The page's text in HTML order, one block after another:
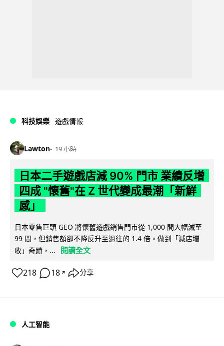
科技娛樂 遊戲情報
Lawton 19 小時
日本二手遊戲店減 90% 門市 業績反增
四成 "懷舊"在 Z 世代變成最潮「新鮮
感」
日本零售巨頭 GEO 將懷舊遊戲銷售門市從 1,000 間大幅減至
99 間，但銷售額卻不降反升至過往的 1.4 倍。做到「減店增
收」奇蹟，...
閱讀全文
218 18 ↗ 分享
人工智能